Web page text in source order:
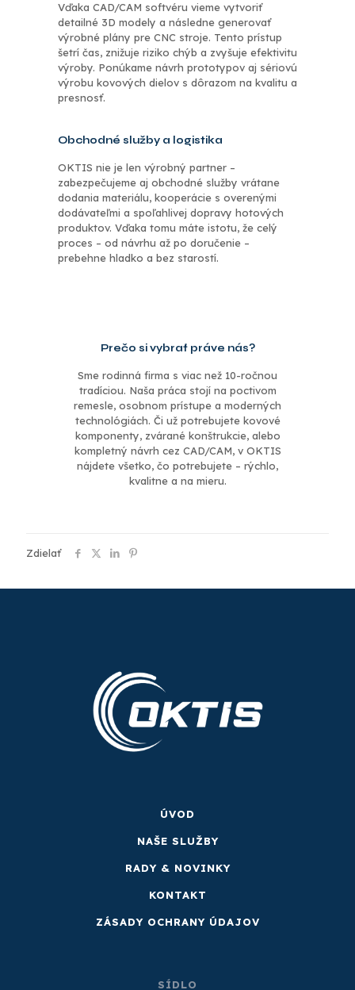
Vďaka CAD/CAM softvéru vieme vytvoriť
detailné 3D modely a následne generovať
výrobné plány pre CNC stroje. Tento prístup
šetrí čas, znižuje riziko chýb a zvyšuje efektivitu
výroby. Ponúkame návrh prototypov aj sériovú
výrobu kovových dielov s dôrazom na kvalitu a
presnosť.
Obchodné služby a logistika
OKTIS nie je len výrobný partner –
zabezpečujeme aj obchodné služby vrátane
dodania materiálu, kooperácie s overenými
dodávateľmi a spoľahlivej dopravy hotových
produktov. Vďaka tomu máte istotu, že celý
proces – od návrhu až po doručenie –
prebehne hladko a bez starostí.
Prečo si vybrať práve nás?
Sme rodinná firma s viac než 10-ročnou
tradíciou. Naša práca stojí na poctivom
remesle, osobnom prístupe a moderných
technológiách. Či už potrebujete kovové
komponenty, zvárané konštrukcie, alebo
kompletný návrh cez CAD/CAM, v OKTIS
nájdete všetko, čo potrebujete – rýchlo,
kvalitne a na mieru.
Zdielať
ÚVOD
NAŠE SLUŽBY
RADY & NOVINKY
KONTAKT
ZÁSADY OCHRANY ÚDAJOV
SÍDLO